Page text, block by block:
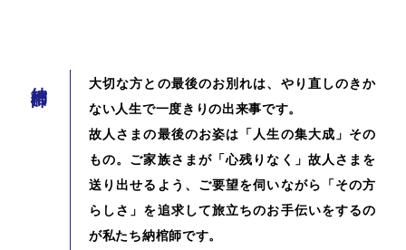
大切な方との最後のお別れは、やり直しのきか
ない人生で一度きりの出来事です。
故人さまの最後のお姿は「人生の集大成」その
もの。ご家族さまが「心残りなく」故人さまを
送り出せるよう、ご要望を伺いながら「その方
らしさ」を追求して旅立ちのお手伝いをするの
が私たち納棺師です。